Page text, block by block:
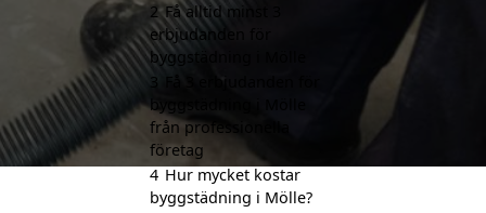
2 Få alltid minst 3
erbjudanden för
byggstädning i Mölle
3
Få 3 erbjudanden för
byggstädning i Mölle
från professionella
företag
4 Hur mycket kostar
byggstädning i Mölle?